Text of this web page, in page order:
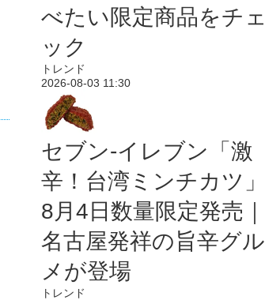
べたい限定商品をチェ
ック
トレンド
2026-08-03 11:30
セブン-イレブン「激
辛！台湾ミンチカツ」
8月4日数量限定発売｜
名古屋発祥の旨辛グル
メが登場
トレンド